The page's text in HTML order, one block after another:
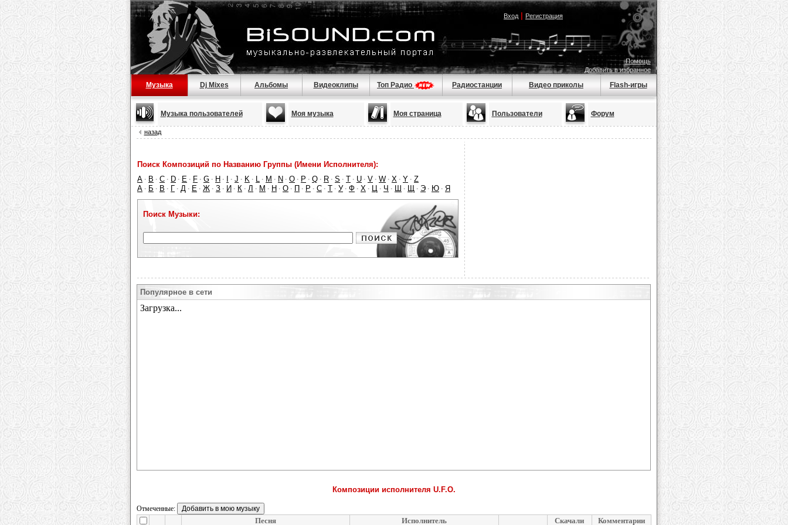
Вход| Регистрация
Помощь
Добавить в избранное
Музыка Dj Mixes Альбомы Видеоклипы Топ Радио Радиостанции Видео приколы Flash-игры
Музыка пользователей Моя музыка Моя страница Пользователи Форум
назад
Поиск Композиций по Названию Группы (Имени Исполнителя):
A · B · C · D · E · F · G · H · · J · K · L · M · N · O · P · Q · R · S · T · U · V · W · X · Y · Z
А · Б · В · Г · Д · Е · Ж · З · И · К · Л · М · Н · О · П · Р · С · Т · У · Ф · Х · Ц · Ч · Ш · Щ · Э · Ю · Я
Поиск Музыки:
Популярное в сети
Композиции исполнителя U.F.O.
Отмеченные:
Песня Исполнитель Скачали Комментарии